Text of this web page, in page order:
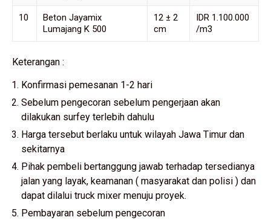
10
Beton Jayamix
Lumajang K 500
12 ± 2
cm
IDR 1.100.000
/m3
Keterangan :
Konfirmasi pemesanan 1-2 hari
Sebelum pengecoran sebelum pengerjaan akan
dilakukan surfey terlebih dahulu
Harga tersebut berlaku untuk wilayah Jawa Timur dan
sekitarnya
Pihak pembeli bertanggung jawab terhadap tersedianya
jalan yang layak, keamanan ( masyarakat dan polisi ) dan
dapat dilalui truck mixer menuju proyek.
Pembayaran sebelum pengecoran